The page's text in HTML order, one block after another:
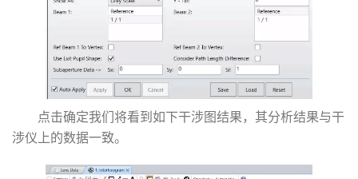
点击确定我们将看到如下干涉图结果，其分析结果与干
涉仪上的数据一致。